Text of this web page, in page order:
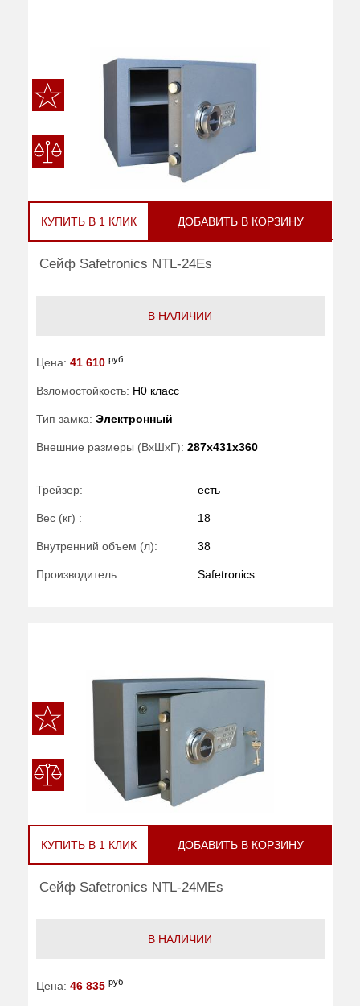
КУПИТЬ В 1 КЛИК ДОБАВИТЬ В КОРЗИНУ
Сейф Safetronics NTL-24Es
В НАЛИЧИИ
Цена: 41 610 руб
Взломостойкость: H0 класс
Тип замка: Электронный
Внешние размеры (ВхШхГ): 287x431x360
Трейзер: есть
Вес (кг) : 18
Внутренний объем (л): 38
Производитель: Safetronics
КУПИТЬ В 1 КЛИК ДОБАВИТЬ В КОРЗИНУ
Сейф Safetronics NTL-24MEs
В НАЛИЧИИ
Цена: 46 835 руб